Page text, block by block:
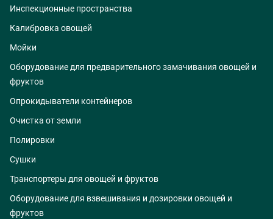
Инспекционные пространства
Калибровка овощей
Мойки
Оборудование для предварительного замачивания овощей и
фруктов
Опрокидыватели контейнеров
Очистка от земли
Полировки
Сушки
Транспортеры для овощей и фруктов
Оборудование для взвешивания и дозировки овощей и
фруктов